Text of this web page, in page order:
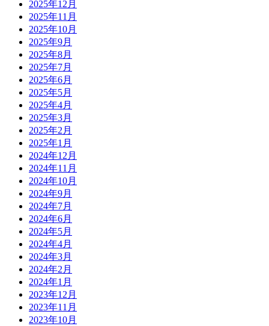
2025年12月
2025年11月
2025年10月
2025年9月
2025年8月
2025年7月
2025年6月
2025年5月
2025年4月
2025年3月
2025年2月
2025年1月
2024年12月
2024年11月
2024年10月
2024年9月
2024年7月
2024年6月
2024年5月
2024年4月
2024年3月
2024年2月
2024年1月
2023年12月
2023年11月
2023年10月